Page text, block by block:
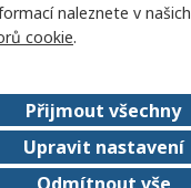
Kontakt
RS Group
Ocenění
naleznete v našich
cookie.
Přijmout všechny
Upravit nastavení